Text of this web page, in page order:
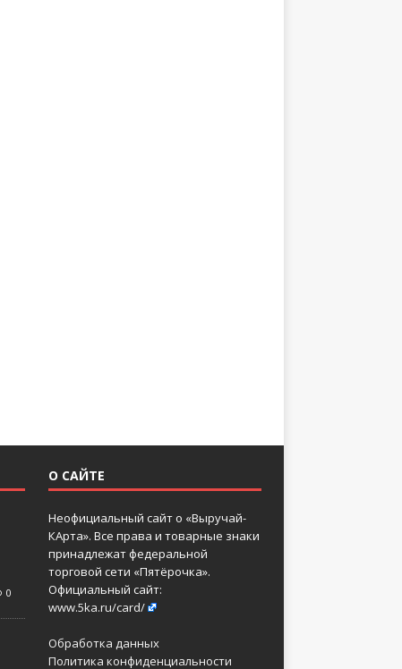
0
О САЙТЕ
Неофициальный сайт о «Выручай-
КАрта». Все права и товарные знаки
принадлежат федеральной
торговой сети «Пятёрочка».
Официальный сайт:
www.5ka.ru/card/
Обработка данных
Политика конфиденциальности